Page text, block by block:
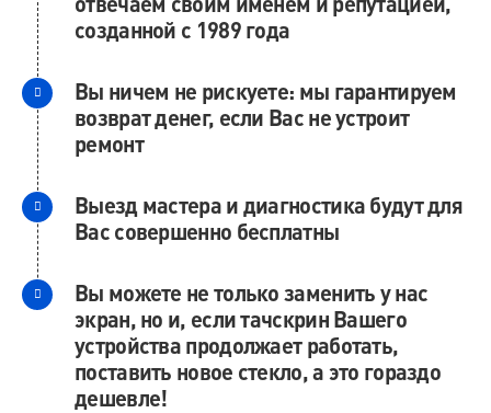
созданной с 1989 года
Вы ничем не рискуете: мы гарантируем
возврат денег, если Вас не устроит
ремонт
Выезд мастера и диагностика будут для
Вас совершенно бесплатны
Вы можете не только заменить у нас
экран, но и, если тачскрин Вашего
устройства продолжает работать,
поставить новое стекло, а это гораздо
дешевле!